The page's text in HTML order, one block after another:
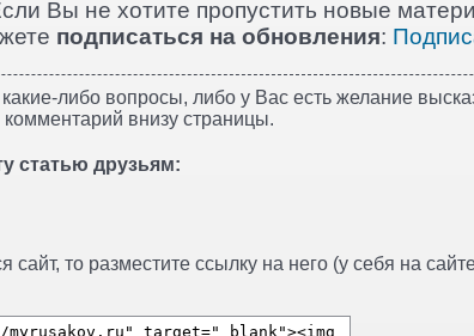
Вы не хотите пропустить новые
подписаться на обновления:
либо вопросы, либо у Вас есть желание
внизу страницы.
статью друзьям:
сайт, то разместите ссылку на него (у себя на